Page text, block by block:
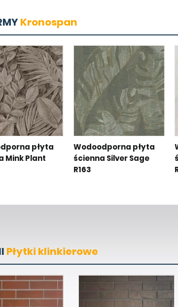
Kronospan
płyta
Mink Plant
Wodoodporna płyta
ścienna Silver Sage
R163
Płytki klinkierowe